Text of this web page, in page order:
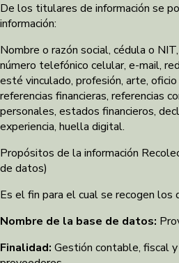
De los titulares de información se
información:
Nombre o razón social, cédula o
número telefónico celular, e-mail,
esté vinculado, profesión, arte,
referencias financieras, referencias
personales, estados financieros,
experiencia, huella digital.
Propósitos de la información
de datos)
Es el fin para el cual se recogen los
Nombre de la base de datos:
Finalidad: Gestión contable, fiscal